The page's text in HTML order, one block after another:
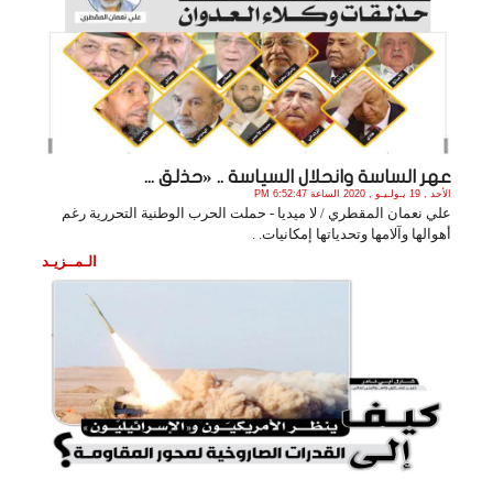
عهر الساسة وانحلال السياسة .. «حذلق ...
الأحد , 19 يـولـيـو , 2020 الساعة 6:52:47 PM
علي نعمان المقطري / لا ميديا - حملت الحرب الوطنية التحررية رغم
أهوالها وآلامها وتحدياتها إمكانيات. .
الـمــزيـد